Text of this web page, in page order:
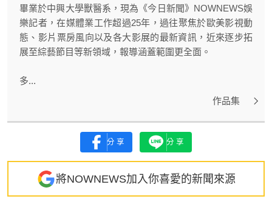
畢業於中興大學獸醫系，現為《今日新聞》NOWNEWS娛
樂記者，在媒體業工作超過25年，過往聚焦於歐美影視動
態、影片票房風向以及各大影展的最新資訊，近來逐步拓
展至綜藝節目等新領域，報導涵蓋範圍更全面。
多...
作品集
分享 分享
將NOWNEWS加入你喜愛的新聞來源